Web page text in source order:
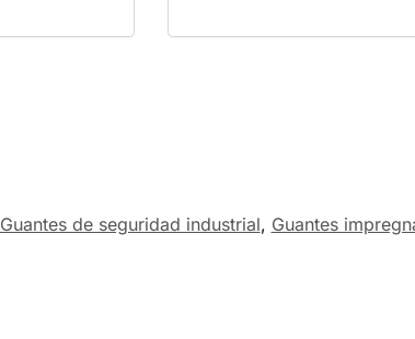
Guantes de seguridad industrial, Guantes